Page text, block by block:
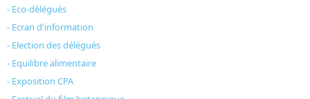
- Eco-délégués
- Ecran d'information
- Election des délégués
- Equilibre alimentaire
- Exposition CPA